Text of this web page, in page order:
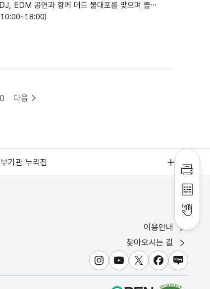
EDM 공연과 함께 머드 물대포를 맞으며 즐기
어트랙션으로 무더위를 날리고, 밤에는 밤바다
축제의 열기가 이어진다. 낮과 밤이 모두 완벽한
다음
인쇄
점자
점자
기관 누리집
이용안내
찾아오시는 길
인스타그램
유튜브X 페이스북
블로그